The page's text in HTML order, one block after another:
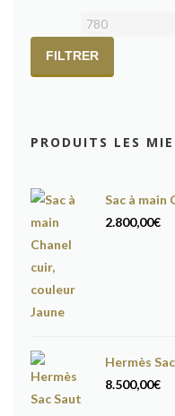
Prix
min
FILTRER
PRODUITS LES
Sac à main
2.800,00€
Hermès
8.500,00€